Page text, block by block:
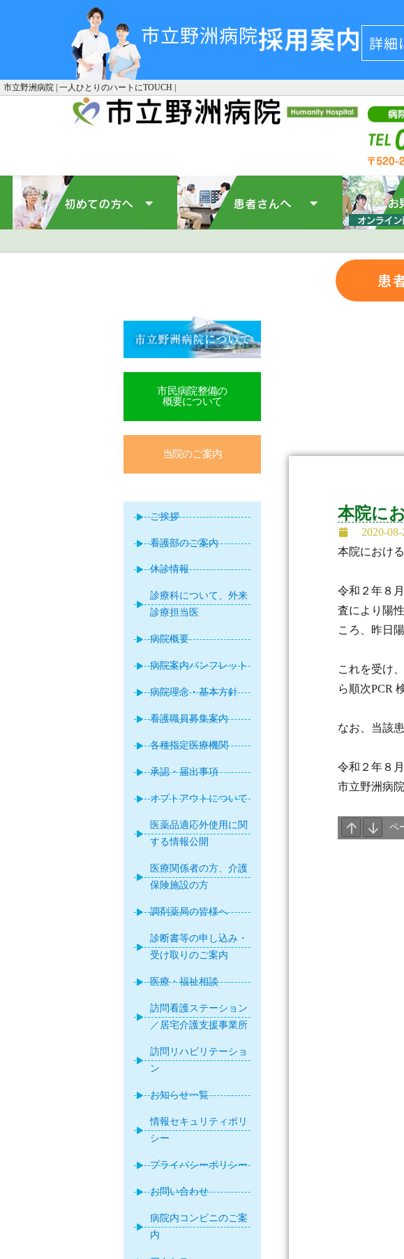
市立野洲病院採用案内 詳細
市立野洲病院 | 一人ひとりのハートにTOUCH |
患
市民病院整備の
概要について
当院のご案内
ご挨拶
看護部のご案内
休診情報
診療科について、外来
診療担当医
病院概要
病院案内パンフレット
病院理念・基本方針
看護職員募集案内
各種指定医療機関
承認・届出事項
オプトアウトについて
医薬品適応外使用に関
する情報公開
医療関係者の方、介護
保険施設の方
調剤薬局の皆様へ
診断書等の申し込み・
受け取りのご案内
医療・福祉相談
訪問看護ステーション
／居宅介護支援事業所
訪問リハビリテーショ
ン
お知らせ一覧
情報セキュリティポリ
シー
プライバシーポリシー
お問い合わせ
病院内コンビニのご案
内
本院に
2020-08-
本院におけ
令和２年８
査により陽
ころ、昨日
これを受け
ら順次PCR
なお、当該
令和２年８
市立野洲病